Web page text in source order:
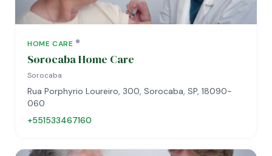
HOME CARE
Sorocaba Home Care
Sorocaba
Rua Porphyrio Loureiro, 300, Sorocaba, SP, 18090-
060
+551533467160